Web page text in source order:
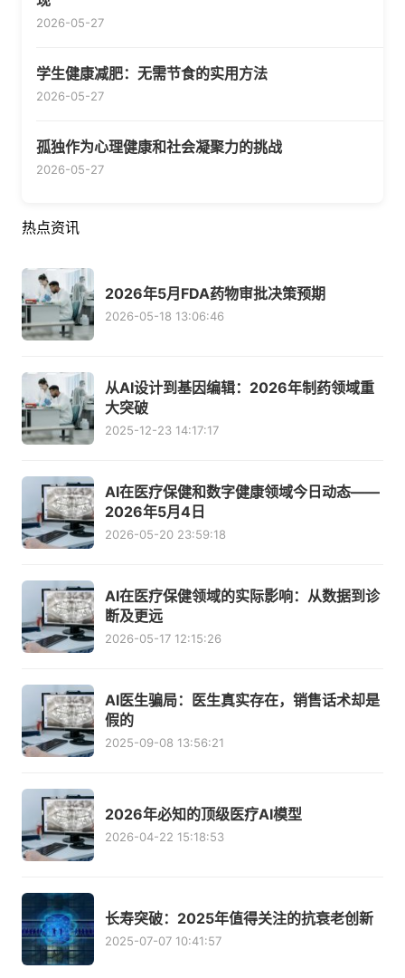
2026-05-27
学生健康减肥：无需节食的实用方法
2026-05-27
孤独作为心理健康和社会凝聚力的挑战
2026-05-27
热点资讯
2026年5月FDA药物审批决策预期
2026-05-18 13:06:46
从AI设计到基因编辑：2026年制药领域重
大突破
2025-12-23 14:17:17
AI在医疗保健和数字健康领域今日动态——
2026年5月4日
2026-05-20 23:59:18
AI在医疗保健领域的实际影响：从数据到诊
断及更远
2026-05-17 12:15:26
AI医生骗局：医生真实存在，销售话术却是
假的
2025-09-08 13:56:21
2026年必知的顶级医疗AI模型
2026-04-22 15:18:53
长寿突破：2025年值得关注的抗衰老创新
2025-07-07 10:41:57